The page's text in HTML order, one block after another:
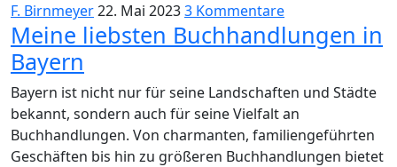
F. Birnmeyer22. Mai 20233 Kommentare
Meine liebsten Buchhandlungen in
Bayern
Bayern ist nicht nur für seine Landschaften und Städte
bekannt, sondern auch für seine Vielfalt an
Buchhandlungen. Von charmanten, familiengeführten
Geschäften bis hin zu größeren Buchhandlungen bietet